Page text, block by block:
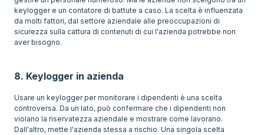
keylogger e un contatore di battute a caso. La scelta è influenzata
da molti fattori, dal settore aziendale alle preoccupazioni di
sicurezza sulla cattura di contenuti di cui l'azienda potrebbe non
aver bisogno.
8. Keylogger in azienda
Usare un keylogger per monitorare i dipendenti è una scelta
controversa. Da un lato, può confermare che i dipendenti non
violano la riservatezza aziendale e mostrare come lavorano.
Dall'altro, mette l'azienda stessa a rischio. Una singola scelta